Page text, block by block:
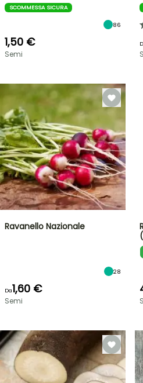
SCOMMESSA SICURA
86
1,50 €
Semi
Ravanello Nazionale
28
Da1,60 €
Semi